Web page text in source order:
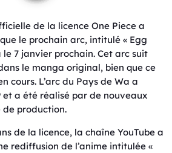
de la licence One Piece a
le prochain arc, intitulé « Egg
7 janvier prochain. Cet arc suit
le manga original, bien que ce
cours. L’arc du Pays de Wa a
et a été réalisé par de nouveaux
de production.
de la licence, la chaîne YouTube a
rediffusion de l’anime intitulée «